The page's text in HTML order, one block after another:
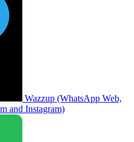
Wazzup (WhatsApp Web,
and Instagram)